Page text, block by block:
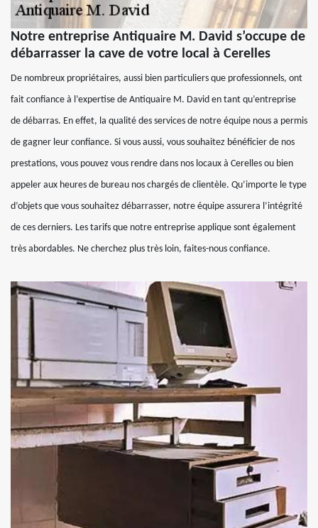
Notre entreprise Antiquaire M. David s’occupe de
débarrasser la cave de votre local à Cerelles
De nombreux propriétaires, aussi bien particuliers que professionnels, ont
fait confiance à l’expertise de Antiquaire M. David en tant qu’entreprise
de débarras. En effet, la qualité des services de notre équipe nous a permis
de gagner leur confiance. Si vous aussi, vous souhaitez bénéficier de nos
prestations, vous pouvez vous rendre dans nos locaux à Cerelles ou bien
appeler aux heures de bureau nos chargés de clientèle. Qu’importe le type
d’objets que vous souhaitez débarrasser, notre équipe assurera l’intégrité
de ces derniers. Les tarifs que notre entreprise applique sont également
très abordables. Ne cherchez plus très loin, faites-nous confiance.